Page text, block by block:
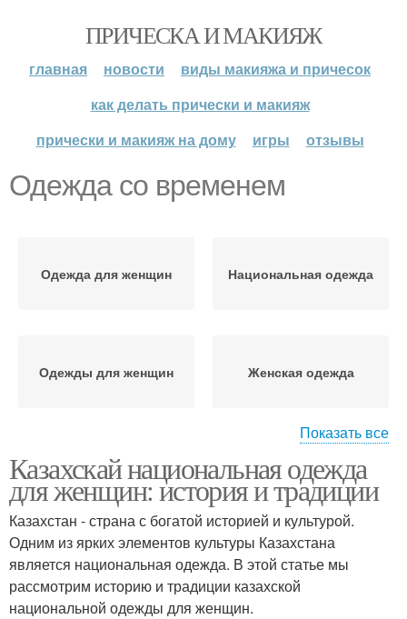
ПРИЧЕСКА И МАКИЯЖ
главная новости
виды макияжа и причесок
как делать прически и макияж
прически и макияж на дому
игры отзывы
Одежда со временем
Одежда для женщин Национальная одежда
Одежды для женщин Женская одежда
Одежда с орнаментом
мире
Показать все
Казахскай национальная одежда
для женщин: история и традиции
Казахстан - страна с богатой историей и культурой.
Одним из ярких элементов культуры Казахстана
является национальная одежда. В этой статье мы
рассмотрим историю и традиции казахской
национальной одежды для женщин.